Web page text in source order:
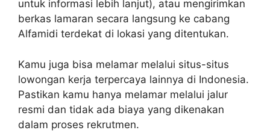
untuk informasi lebih lanjut), atau mengirimkan
berkas lamaran secara langsung ke cabang
Alfamidi terdekat di lokasi yang ditentukan.
Kamu juga bisa melamar melalui situs-situs
lowongan kerja terpercaya lainnya di Indonesia.
Pastikan kamu hanya melamar melalui jalur
resmi dan tidak ada biaya yang dikenakan
dalam proses rekrutmen.